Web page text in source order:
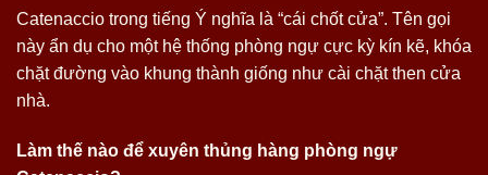
Catenaccio trong tiếng Ý nghĩa là “cái chốt cửa”. Tên gọi
này ẩn dụ cho một hệ thống phòng ngự cực kỳ kín kẽ, khóa
chặt đường vào khung thành giống như cài chặt then cửa
nhà.
Làm thế nào để xuyên thủng hàng phòng ngự